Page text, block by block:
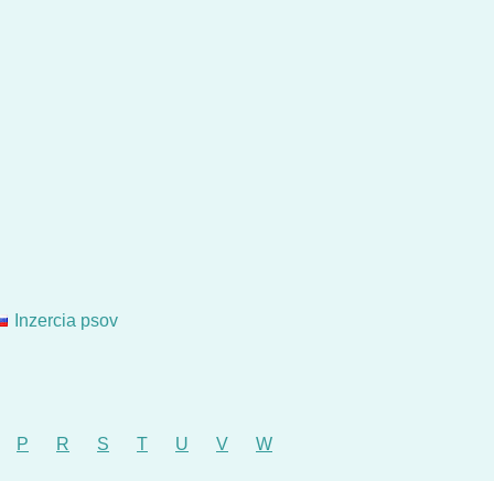
Inzercia psov
P R S T U V W